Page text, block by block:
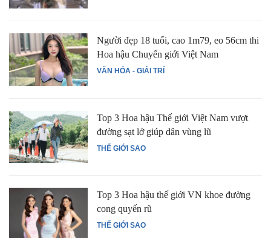
VĂN HÓA - GIẢI TRÍ
Người đẹp 18 tuổi, cao 1m79, eo 56cm thi
Hoa hậu Chuyển giới Việt Nam
THẾ GIỚI SAO
Top 3 Hoa hậu Thế giới Việt Nam vượt
đường sạt lở giúp dân vùng lũ
THẾ GIỚI SAO
Top 3 Hoa hậu thế giới VN khoe đường
cong quyến rũ